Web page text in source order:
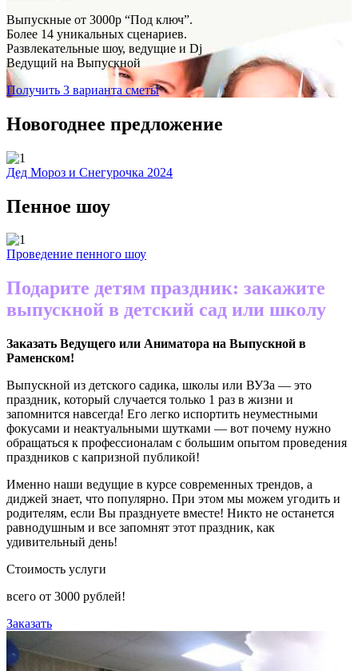
Выпускные от 3000р “Под ключ”.
Более 14 уникальных сценариев.
Развлекательные шоу, ведущие и Dj
Ведущий на Выпускной
Получить 3 варианта сметы
Новогоднее предложение
Дед Мороз и Снегурочка 2024
Пенное шоу
Проведение пенного шоу
Подарите детям праздник: закажите
выпускной в детский сад или школу
Заказать Ведущего или Аниматора на Выпускной в
Раменском!
Выпускной из детского садика, школы или ВУЗа — это
праздник, который случается только 1 раз в жизни и
запомнится навсегда! Его легко испортить неуместными
фокусами и неактуальными шутками — вот почему нужно
обращаться к профессионалам с большим опытом проведения
праздников с капризной публикой!
Именно наши ведущие в курсе современных трендов, а
диджей знает, что популярно. При этом мы можем угодить и
родителям, если Вы празднуете вместе! Никто не останется
равнодушным и все запомнят этот праздник, как
удивительный день!
Стоимость услуги
всего от 3000 рублей!
Заказать